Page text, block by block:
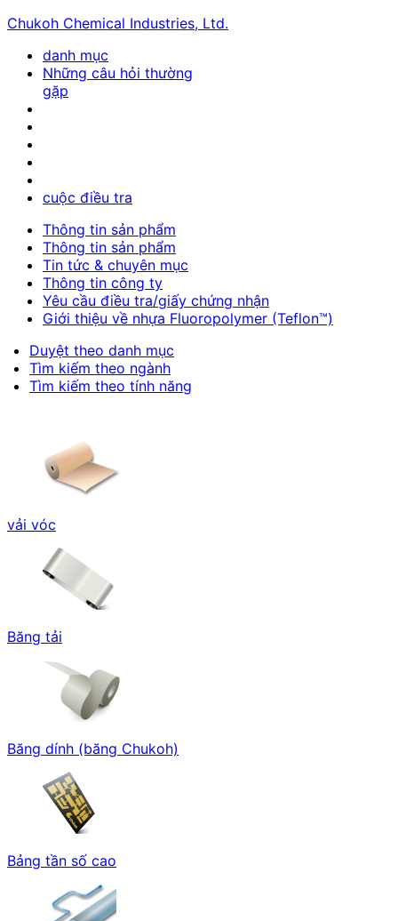
Chukoh Chemical Industries, Ltd.
danh mục
Những câu hỏi thường
gặp
cuộc điều tra
Thông tin sản phẩm
Thông tin sản phẩm
Tin tức & chuyên mục
Thông tin công ty
Yêu cầu điều tra/giấy chứng nhận
Giới thiệu về nhựa Fluoropolymer (Teflon™)
Duyệt theo danh mục
Tìm kiếm theo ngành
Tìm kiếm theo tính năng
vải vóc
Băng tải
Băng dính (băng Chukoh)
Bảng tần số cao